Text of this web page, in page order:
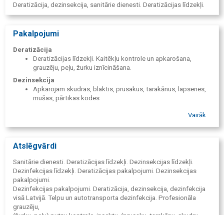
Deratizācija, dezinsekcija, sanitārie dienesti. Deratizācijas līdzekļi.
Pakalpojumi
Deratizācija
Deratizācijas līdzekļi. Kaitēkļu kontrole un apkarošana,
grauzēju, peļu, žurku iznīcināšana.
Dezinsekcija
Apkarojam skudras, blaktis, prusakus, tarakānus, lapsenes,
mušas, pārtikas kodes
Vairāk
Atslēgvārdi
Sanitārie dienesti. Deratizācijas līdzekļi. Dezinsekcijas līdzekļi.
Dezinfekcijas līdzekļi. Deratizācijas pakalpojumi. Dezinsekcijas
pakalpojumi.
Dezinfekcijas pakalpojumi. Deratizācija, dezinsekcija, dezinfekcija
visā Latvijā. Telpu un autotransporta dezinfekcija. Profesionāla
grauzēju,